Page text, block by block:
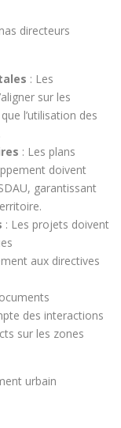
directeurs
: Les
sur les
l’utilisation des
: Les plans
doivent
garantissant
: Les projets doivent
aux directives
des interactions
sur les zones
urbain